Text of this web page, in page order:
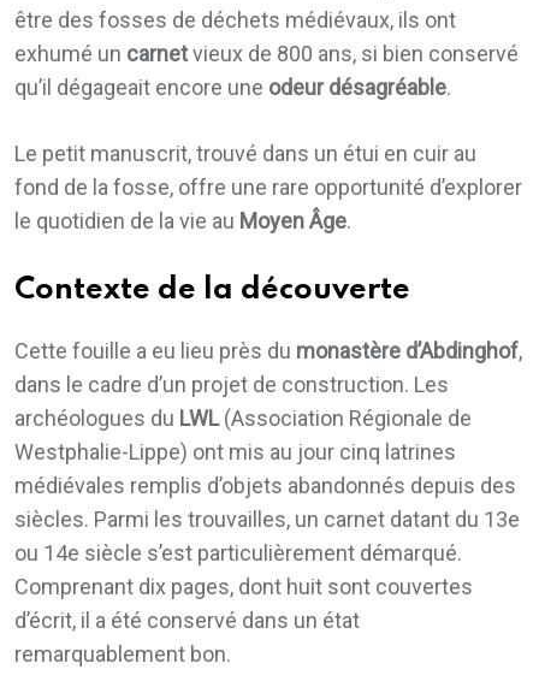
être des fosses de déchets médiévaux, ils ont
exhumé un carnetvieux de 800 ans, si bien conservé
qu’il dégageait encore une odeur désagréable.
Le petit manuscrit, trouvé dans un étui en cuir au
fond de la fosse, offre une rare opportunité d’explorer
le quotidien de la vie au Moyen Âge.
Contexte de la découverte
Cette fouille a eu lieu près du monastère d’Abdinghof,
dans le cadre d’un projet de construction. Les
archéologues du LWL(Association Régionale de
Westphalie-Lippe) ont mis au jour cinq latrines
médiévales remplis d’objets abandonnés depuis des
siècles. Parmi les trouvailles, un carnet datant du 13e
ou 14e siècle s’est particulièrement démarqué.
Comprenant dix pages, dont huit sont couvertes
d’écrit, il a été conservé dans un état
remarquablement bon.